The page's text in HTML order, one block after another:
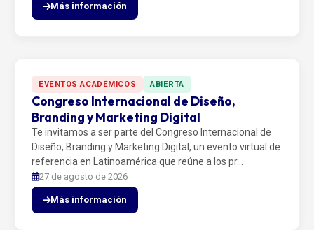
Más información
EVENTOS ACADÉMICOS ABIERTA
Congreso Internacional de Diseño,
Branding y Marketing Digital
Te invitamos a ser parte del Congreso Internacional de
Diseño, Branding y Marketing Digital, un evento virtual de
referencia en Latinoamérica que reúne a los pr…
27 de agosto de 2026
Más información